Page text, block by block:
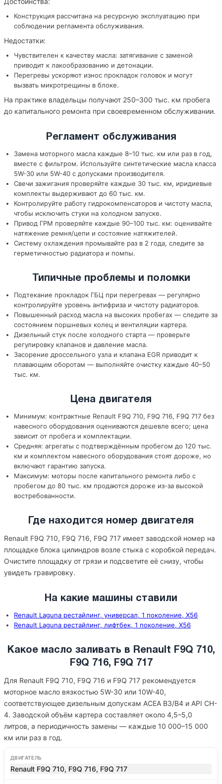
Конструкция рассчитана на ресурсную эксплуатацию при
соблюдении регламента обслуживания.
Недостатки:
Чувствителен к качеству масла: затягивание с заменой
приводит к лакообразованию и детонации.
Перегревы ускоряют износ прокладок головок и могут
вызвать микротрещины в блоке.
На практике владельцы получают 250–300 тыс. км пробега
до капитального ремонта при своевременном обслуживании.
Регламент обслуживания
Замена моторного масла каждые 8–10 тыс. км или раз в год,
вместе с фильтром. Используйте синтетические масла класса
5W-30 или 5W-40 с допусками производителя.
Свечи зажигания проверяйте каждые 30 тыс. км, иридиевые
комплекты выдерживают до 60 тыс. км.
Контролируйте работу гидрокомпенсаторов и чистоту масла,
чтобы исключить стуки на холодном запуске.
Привод ГРМ проверяйте каждые 90–100 тыс. км: оценивайте
натяжение ремня/цепи и состояние натяжителей.
Систему охлаждения промывайте раз в 2 года, следите за
герметичностью радиатора и помпы.
Типичные проблемы и поломки
Подтекание прокладок ГБЦ при перегревах — регулярно
контролируйте уровень антифриза и чистоту радиаторов.
Повышенный расход масла на высоких пробегах — следите за
состоянием поршневых колец и вентиляции картера.
Дизельный стук после холодного старта — проверьте
регулировку клапанов и давление масла.
Засорение дроссельного узла и клапана EGR приводит к
плавающим оборотам — выполняйте очистку каждые 40–50
тыс. км.
Цена двигателя
Минимум: контрактные Renault F9Q 710, F9Q 716, F9Q 717 без
навесного оборудования оцениваются дешевле всего; цена
зависит от пробега и комплектации.
Средняя: агрегаты с подтверждённым пробегом до 120 тыс.
км и комплектом навесного оборудования стоят дороже, но
включают гарантию запуска.
Максимум: моторы после капитального ремонта либо с
пробегом до 80 тыс. км продаются дороже из-за высокой
востребованности.
Где находится номер двигателя
Renault F9Q 710, F9Q 716, F9Q 717 имеет заводской номер на
площадке блока цилиндров возле стыка с коробкой передач.
Очистите площадку от грязи и подсветите её снизу, чтобы
увидеть гравировку.
На какие машины ставили
Renault Laguna рестайлинг, универсал, 1 поколение, X56
Renault Laguna рестайлинг, лифтбек, 1 поколение, X56
Какое масло заливать в Renault F9Q 710,
F9Q 716, F9Q 717
Для Renault F9Q 710, F9Q 716 и F9Q 717 рекомендуется
моторное масло вязкостью 5W-30 или 10W-40,
соответствующее дизельным допускам ACEA B3/B4 и API CH-
4. Заводской объём картера составляет около 4,5–5,0
литров, а периодичность замены — каждые 10 000–15 000
км или раз в год.
ДВИГАТЕЛЬ
Renault F9Q 710, F9Q 716, F9Q 717